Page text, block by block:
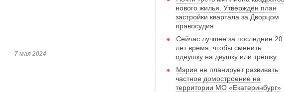
7 мая 2024
нового жилья. Утверждён план
застройки квартала за Дворцом
правосудия
Сейчас лучшее за последние 20
лет время, чтобы сменить
однушку на двушку или трёшку
Мэрия не планирует развивать
частное домостроение на
территории МО «Екатеринбург»